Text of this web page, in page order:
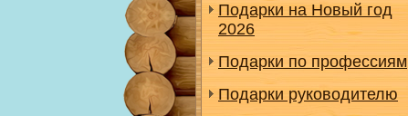
Подарки на Новый год
2026
Подарки по профессиям
Подарки руководителю